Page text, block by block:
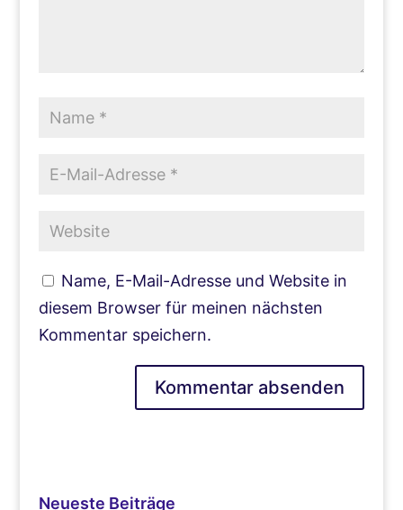
Name, E-Mail-Adresse und Website in
diesem Browser für meinen nächsten
Kommentar speichern.
Neueste Beiträge